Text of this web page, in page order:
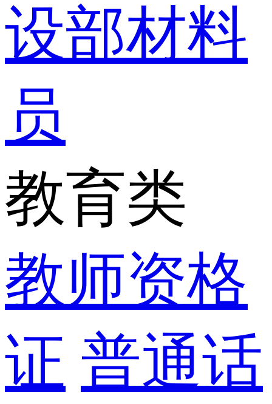
设部材料
员
教育类
教师资格
证 普通话